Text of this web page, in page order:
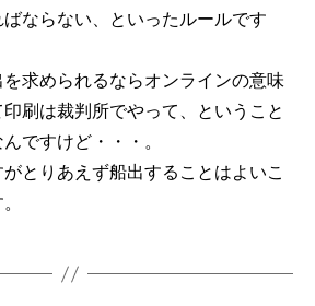
ならない、といったルールです
求められるならオンラインの意味
刷は裁判所でやって、ということ
ですけど・・・。
とりあえず船出することはよいこ